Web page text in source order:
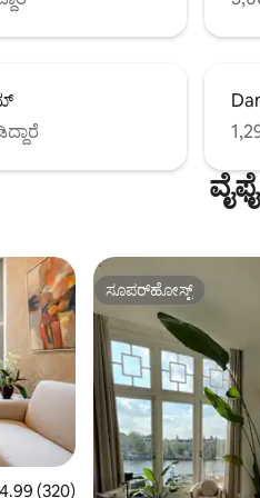
4.99 ಸರಾಸರಿ ರೇಟಿಂಗ್, 320
4.99 (320)
ಸೂಪರ್‌ಹೋಸ್ಟ್
ಸೂಪರ್‌ಹೋಸ್ಟ್